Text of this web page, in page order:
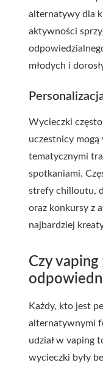
alternatywy dla
aktywności
młodych i
Wycieczki
uczestnicy
tematycznymi
spotkaniami.
strefy chilloutu,
oraz konkursy z
najbardziej
Czy
Każdy, kto jest
alternatywnymi
udział w vaping
wycieczki były